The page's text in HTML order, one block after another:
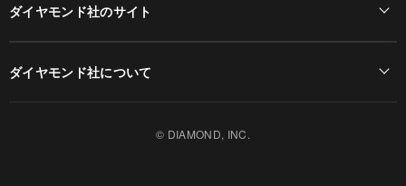
ダイヤモンド社のサイト
ダイヤモンド社について
© DIAMOND, INC.